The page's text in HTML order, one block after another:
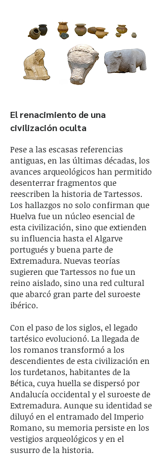
El renacimiento de una
civilización oculta
Pese a las escasas referencias
antiguas, en las últimas décadas, los
avances arqueológicos han permitido
desenterrar fragmentos que
reescriben la historia de Tartessos.
Los hallazgos no solo confirman que
Huelva fue un núcleo esencial de
esta civilización, sino que extienden
su influencia hasta el Algarve
portugués y buena parte de
Extremadura. Nuevas teorías
sugieren que Tartessos no fue un
reino aislado, sino una red cultural
que abarcó gran parte del suroeste
ibérico.
Con el paso de los siglos, el legado
tartésico evolucionó. La llegada de
los romanos transformó a los
descendientes de esta civilización en
los turdetanos, habitantes de la
Bética, cuya huella se dispersó por
Andalucía occidental y el suroeste de
Extremadura. Aunque su identidad se
diluyó en el entramado del Imperio
Romano, su memoria persiste en los
vestigios arqueológicos y en el
susurro de la historia.